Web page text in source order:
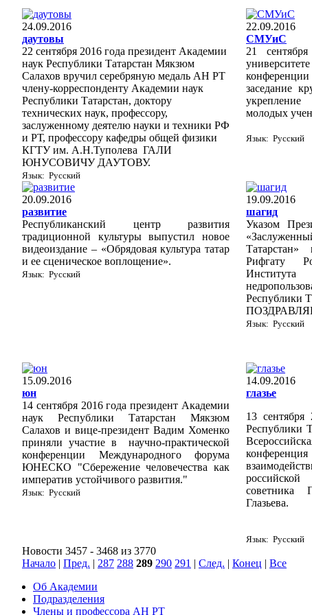
24.09.2016
даутовы
22 сентября 2016 года президент Академии
наук Республики Татарстан Мякзюм
Салахов вручил серебряную медаль АН РТ
члену-корреспонденту Академии наук
Республики Татарстан, доктору
технических наук, профессору,
заслуженному деятелю науки и техники РФ
и РТ, профессору кафедры общей физики
КГТУ им. А.Н.Туполева ГАЛИ
ЮНУСОВИЧУ ДАУТОВУ.
Язык: Русский
22.09.2016
СМУиС
21
конференции
заседание
укрепление
молодых
Язык: Русский
20.09.2016
развитие
Республиканский центр развития
традиционной культуры выпустил новое
видеоиздание – «Обрядовая культура татар
и ее сценическое воплощение».
Язык: Русский
19.09.2016
шагид
Указом
Рифгату
Республики
Язык: Русский
15.09.2016
юн
14 сентября 2016 года президент Академии
наук Республики Татарстан Мякзюм
Салахов и вице-президент Вадим Хоменко
приняли участие в научно-практической
конференции Международного форума
ЮНЕСКО "Сбережение человечества как
императив устойчивого развития."
Язык: Русский
14.09.2016
глазье
13
Республики
советника
Глазьева.
Язык: Русский
Новости 3457 - 3468 из 3770
Начало | Пред. | 287 288 289 290 291 | След. | Конец | Все
Об Академии
Подразделения
Члены и профессора АН РТ